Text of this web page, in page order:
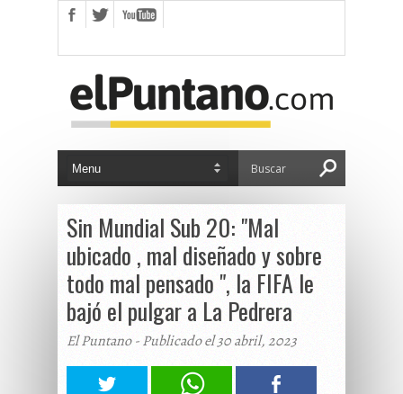
Sin Mundial Sub 20: "Mal
ubicado , mal diseñado y sobre
todo mal pensado ", la FIFA le
bajó el pulgar a La Pedrera
El Puntano - Publicado el 30 abril, 2023